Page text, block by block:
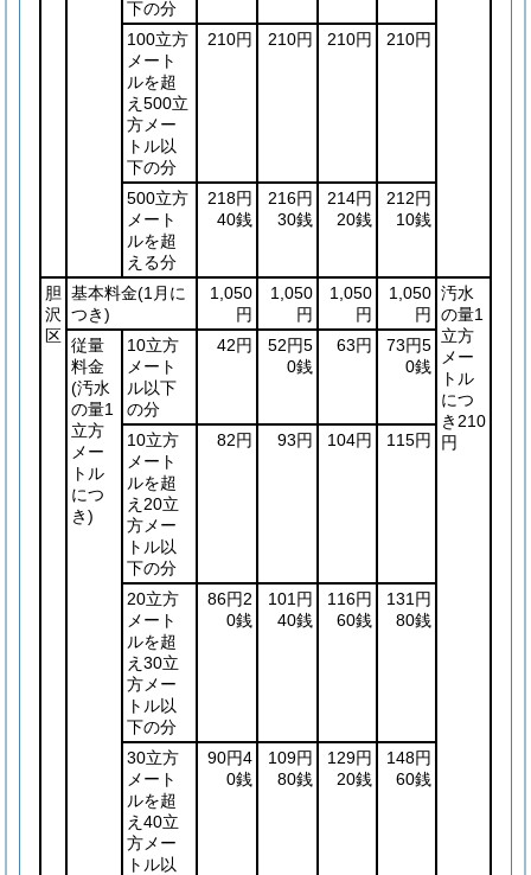
下の分
100立方
メート
ルを超
え500立
方メー
トル以
下の分
210円 210円 210円 210円
500立方
メート
ルを超
える分
218円
40銭
216円
30銭
214円
20銭
212円
10銭
胆
沢
区
基本料金(1月に
つき)
1,050
円
1,050
円
1,050
円
1,050
円
汚水
の量1
立方
メー
トル
につ
き210
円
従量
料金
(汚水
の量1
立方
メー
トル
につ
き)
10立方
メート
ル以下
の分
42円
52円5
0銭
63円
73円5
0銭
10立方
メート
ルを超
え20立
方メー
トル以
下の分
82円 93円 104円 115円
20立方
メート
ルを超
え30立
方メー
トル以
下の分
86円2
0銭
101円
40銭
116円
60銭
131円
80銭
30立方
メート
ルを超
え40立
方メー
トル以
90円4
0銭
109円
80銭
129円
20銭
148円
60銭